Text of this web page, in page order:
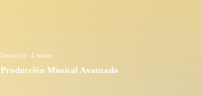
Duración: 4 meses
Producción Musical Avanzado